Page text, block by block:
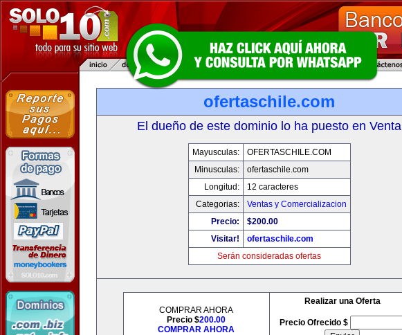
ofertaschile.com
El dueño de este dominio lo ha puesto en Venta
Mayusculas:
OFERTASCHILE.COM
Minusculas:
ofertaschile.com
Longitud:
12 caracteres
Categorias:
Ventas y Comercializacion
Precio:
$200.00
Visitar!
ofertaschile.com
Serán consideradas ofertas
COMPRAR AHORA
Precio $200.00
COMPRAR AHORA
Realizar una Oferta
Precio Ofrecido $